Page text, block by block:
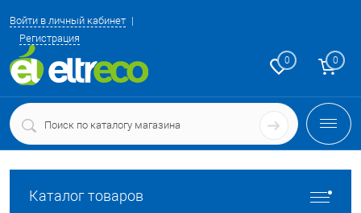
Войти в личный кабинет
Регистрация
0 0
Каталог товаров